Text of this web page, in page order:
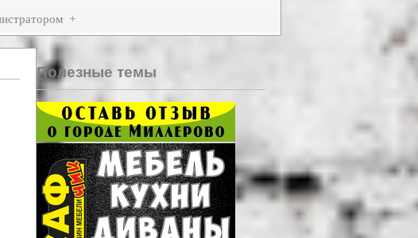
Полезные темы